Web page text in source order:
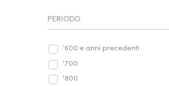
PERIODO
‘600 e anni precedenti
'700
'800